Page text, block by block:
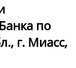
по
г. Миасс,